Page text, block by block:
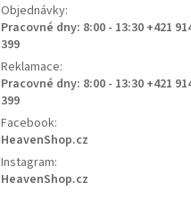
Objednávky:
Pracovné dny: 8:00 - 13:30 +421
399
Reklamace:
Pracovné dny: 8:00 - 13:30 +421
399
Facebook:
HeavenShop.cz
Instagram:
HeavenShop.cz